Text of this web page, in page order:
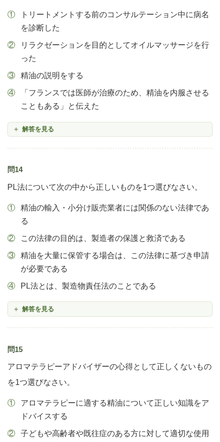
トリートメントする前のコンサルテーション中に病名
を診断した
リラクゼーションを目的としてオイルマッサージを行
った
精油の説明をする
「フランスでは医師が治療のため、精油を内服させる
こともある」と伝えた
解答を見る
問14
PL法について次の中から正しいものを1つ選びなさい。
精油の輸入・小分け販売業者には関係のない法律であ
る
この法律の目的は、製造者の保護と救済である
精油を大量に保管する場合は、この法律に基づき申請
が必要である
PL法とは、製造物責任法のことである
解答を見る
問15
アロマテラピーアドバイザーの心得として正しくないもの
を1つ選びなさい。
アロマテラピーに適する精油について正しい知識をア
ドバイスする
子どもや高齢者や既往症のある方に対して適切な使用